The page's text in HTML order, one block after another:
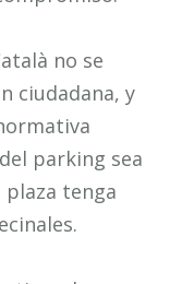
no se
ciudadana, y
parking sea
plaza tenga